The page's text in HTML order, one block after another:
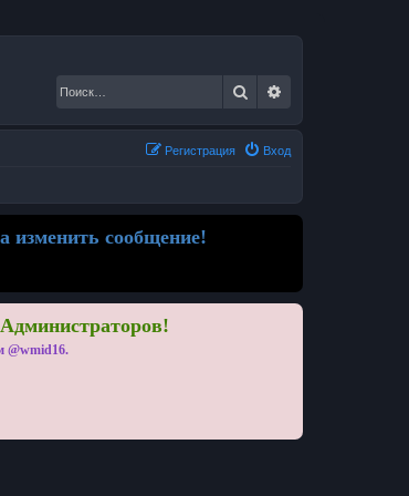
Поиск
Вход
Регистрация
изменить сообщение!
@wmid16.